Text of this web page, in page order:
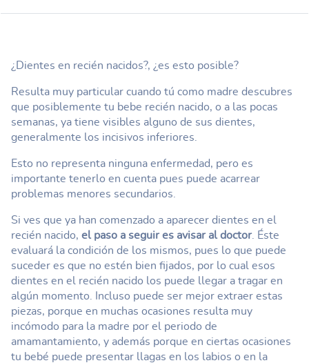
¿Dientes en recién nacidos?, ¿es esto posible?
Resulta muy particular cuando tú como madre descubres
que posiblemente tu bebe recién nacido, o a las pocas
semanas, ya tiene visibles alguno de sus dientes,
generalmente los incisivos inferiores.
Esto no representa ninguna enfermedad, pero es
importante tenerlo en cuenta pues puede acarrear
problemas menores secundarios.
Si ves que ya han comenzado a aparecer dientes en el
recién nacido, el paso a seguir es avisar al doctor . Éste
evaluará la condición de los mismos, pues lo que puede
suceder es que no estén bien fijados, por lo cual esos
dientes en el recién nacido los puede llegar a tragar en
algún momento. Incluso puede ser mejor extraer estas
piezas, porque en muchas ocasiones resulta muy
incómodo para la madre por el periodo de
amamantamiento, y además porque en ciertas ocasiones
tu bebé puede presentar llagas en los labios o en la